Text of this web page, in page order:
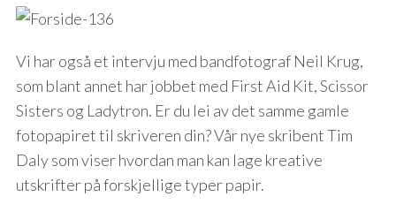
Vi har også et intervju med bandfotograf Neil Krug,
som blant annet har jobbet med First Aid Kit, Scissor
Sisters og Ladytron. Er du lei av det samme gamle
fotopapiret til skriveren din? Vår nye skribent Tim
Daly som viser hvordan man kan lage kreative
utskrifter på forskjellige typer papir.